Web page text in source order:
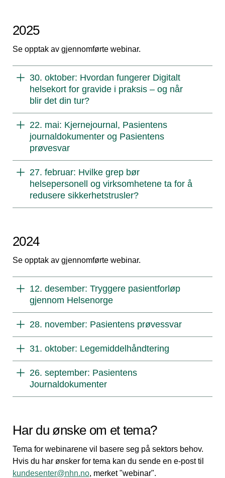
2025
Se opptak av gjennomførte webinar.
30. oktober: Hvordan fungerer Digitalt
helsekort for gravide i praksis – og når
blir det din tur?
22. mai: Kjernejournal, Pasientens
journaldokumenter og Pasientens
prøvesvar
27. februar: Hvilke grep bør
helsepersonell og virksomhetene ta for å
redusere sikkerhetstrusler?
2024
Se opptak av gjennomførte webinar.
12. desember: Tryggere pasientforløp
gjennom Helsenorge
28. november: Pasientens prøvessvar
31. oktober: Legemiddelhåndtering
26. september: Pasientens
Journaldokumenter
Har du ønske om et tema?
Tema for webinarene vil basere seg på sektors behov.
Hvis du har ønsker for tema kan du sende en e-post til
kundesenter@nhn.no, merket "webinar".